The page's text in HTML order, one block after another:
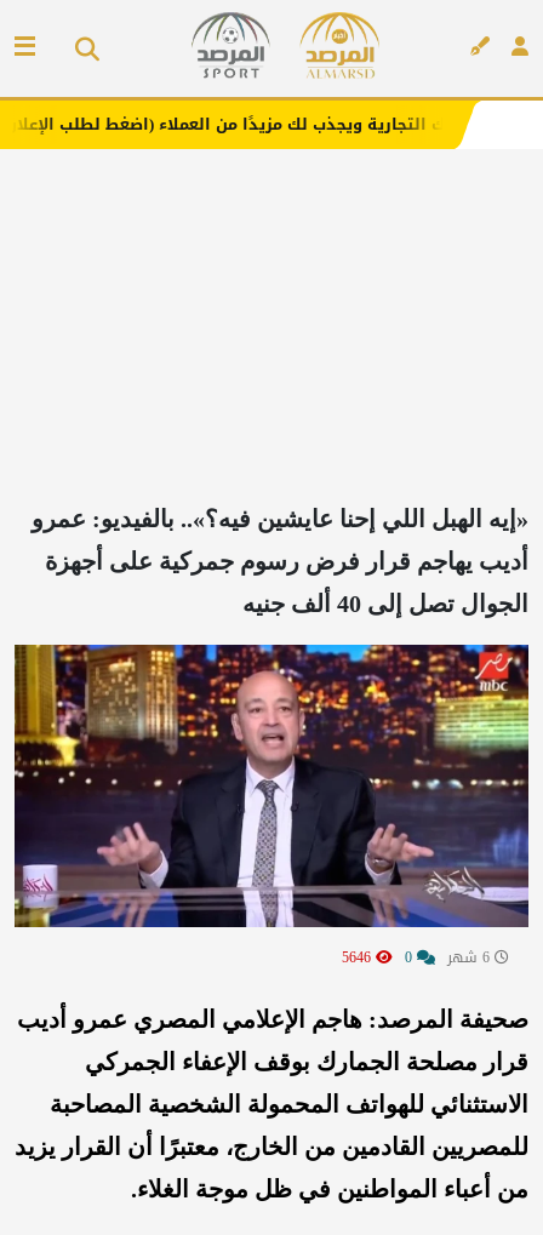
ويجذب لك مزيدًا من العملاء (اضغط لطلب الإعلان)
«إيه الهبل اللي إحنا عايشين فيه؟».. بالفيديو: عمرو
أديب يهاجم قرار فرض رسوم جمركية على أجهزة
الجوال تصل إلى 40 ألف جنيه
صحيفة المرصد: هاجم الإعلامي المصري عمرو أديب
قرار مصلحة الجمارك بوقف الإعفاء الجمركي
الاستثنائي للهواتف المحمولة الشخصية المصاحبة
للمصريين القادمين من الخارج، معتبرًا أن القرار يزيد
من أعباء المواطنين في ظل موجة الغلاء.